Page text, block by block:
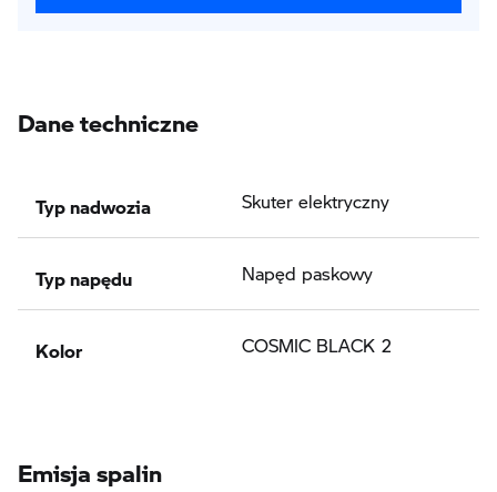
Dane techniczne
Typ nadwozia Skuter elektryczny
Typ napędu Napęd paskowy
Kolor COSMIC BLACK 2
Emisja spalin